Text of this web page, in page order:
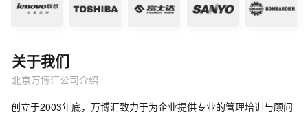
关于我们
北京万博汇公司介绍
创立于2003年底，万博汇致力于为企业提供专业的管理培训与顾问